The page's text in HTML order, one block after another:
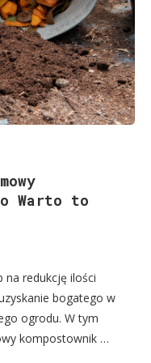
Warto to
na redukcję ilości
bogatego w
ogrodu. W tym
kompostownik …